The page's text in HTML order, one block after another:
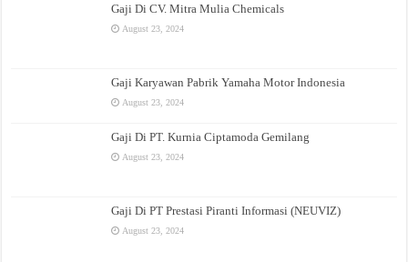
Gaji Di CV. Mitra Mulia Chemicals
August 23, 2024
Gaji Karyawan Pabrik Yamaha Motor Indonesia
August 23, 2024
Gaji Di PT. Kurnia Ciptamoda Gemilang
August 23, 2024
Gaji Di PT Prestasi Piranti Informasi (NEUVIZ)
August 23, 2024